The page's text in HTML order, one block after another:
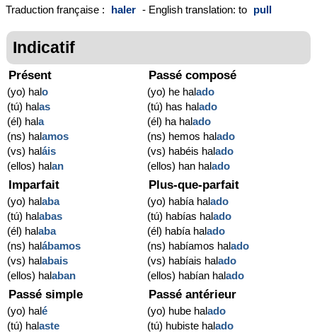
Traduction française : haler - English translation: to pull
Indicatif
Présent
(yo) halo
(tú) halas
(él) hala
(ns) halamos
(vs) haláis
(ellos) halan
Passé composé
(yo) he halado
(tú) has halado
(él) ha halado
(ns) hemos halado
(vs) habéis halado
(ellos) han halado
Imparfait
(yo) halaba
(tú) halabas
(él) halaba
(ns) halábamos
(vs) halabais
(ellos) halaban
Plus-que-parfait
(yo) había halado
(tú) habías halado
(él) había halado
(ns) habíamos halado
(vs) habíais halado
(ellos) habían halado
Passé simple
(yo) halé
(tú) halaste
Passé antérieur
(yo) hube halado
(tú) hubiste halado